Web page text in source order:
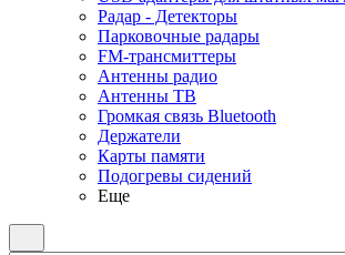
Радар - Детекторы
Парковочные радары
FM-трансмиттеры
Антенны радио
Антенны ТВ
Громкая связь Bluetooth
Держатели
Карты памяти
Подогревы сидений
Еще